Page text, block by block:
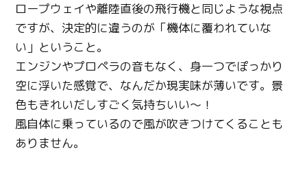
ロープウェイや離陸直後の飛行機と同じような視点
ですが、決定的に違うのが「機体に覆われていな
い」ということ。
エンジンやプロペラの音もなく、身一つでぽっかり
空に浮いた感覚で、なんだか現実味が薄いです。景
色もきれいだしすごく気持ちいい～！
風自体に乗っているので風が吹きつけてくることも
ありません。